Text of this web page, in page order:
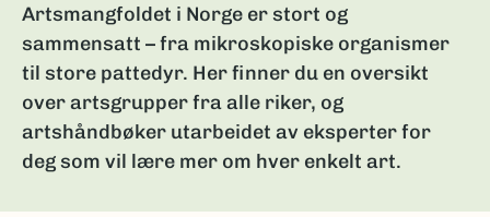
Artsmangfoldet i Norge er stort og
sammensatt – fra mikroskopiske organismer
til store pattedyr. Her finner du en oversikt
over artsgrupper fra alle riker, og
artshåndbøker utarbeidet av eksperter for
deg som vil lære mer om hver enkelt art.